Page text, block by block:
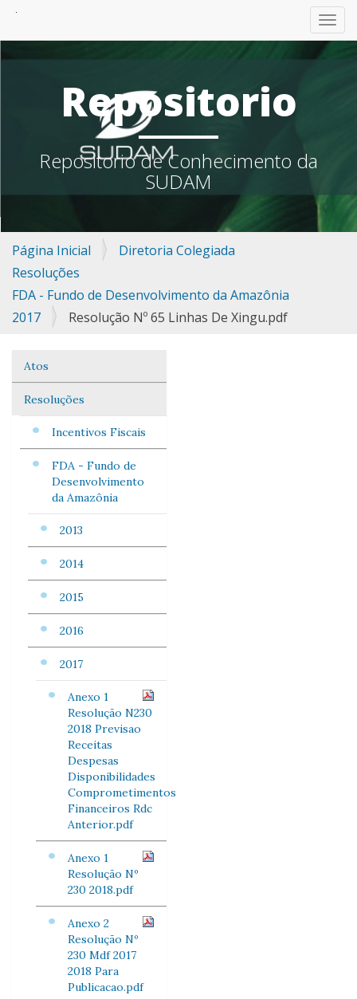
Repositorio
Repositorio de Conhecimento da
SUDAM
Página Inicial
Diretoria Colegiada
Resoluções
FDA - Fundo de Desenvolvimento da Amazônia
2017
Resolução Nº 65 Linhas De Xingu.pdf
Navegação
Atos
Resoluções
Incentivos Fiscais
FDA - Fundo de
Desenvolvimento
da Amazônia
2013
2014
2015
2016
2017
Anexo 1
Resolução N230
2018 Previsao
Receitas
Despesas
Disponibilidades
Comprometimentos
Financeiros Rdc
Anterior.pdf
Anexo 1
Resolução Nº
230 2018.pdf
Anexo 2
Resolução Nº
230 Mdf 2017
2018 Para
Publicacao.pdf